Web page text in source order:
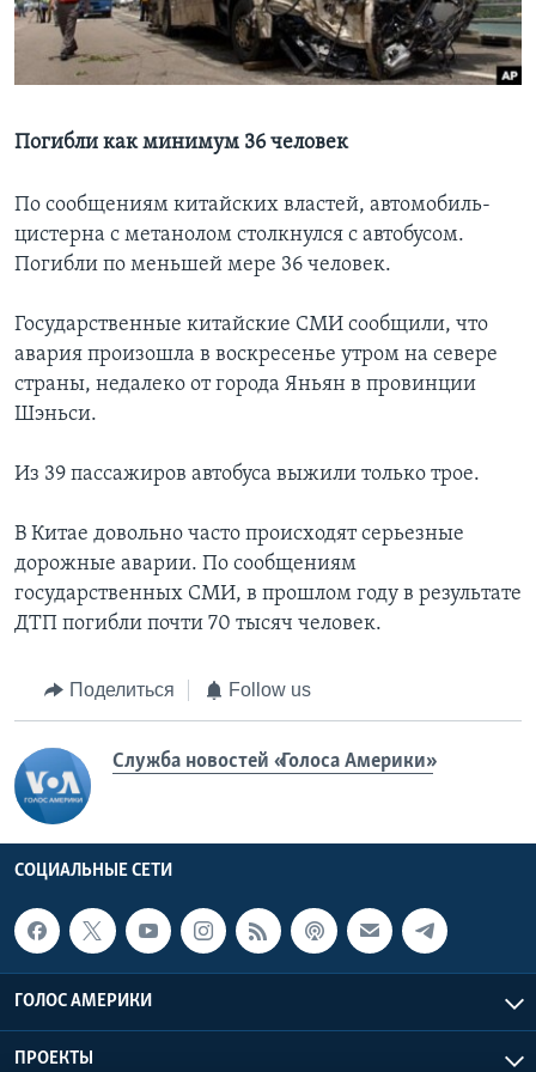
Learning English
Языки
Погибли как минимум 36 человек
По сообщениям китайских властей, автомобиль-
цистерна с метанолом столкнулся с автобусом.
Погибли по меньшей мере 36 человек.
Государственные китайские СМИ сообщили, что
авария произошла в воскресенье утром на севере
страны, недалеко от города Яньян в провинции
Шэньси.
Из 39 пассажиров автобуса выжили только трое.
В Китае довольно часто происходят серьезные
дорожные аварии. По сообщениям
государственных СМИ, в прошлом году в результате
ДТП погибли почти 70 тысяч человек.
Поделиться Follow us
Служба новостей «Голоса Америки»
СОЦИАЛЬНЫЕ СЕТИ
ГОЛОС АМЕРИКИ
ПРОЕКТЫ